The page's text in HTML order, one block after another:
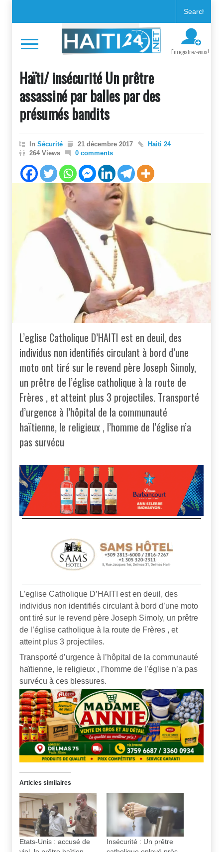
Enregistrez-vous!
Haïti/ insécurité Un prêtre
assassiné par balles par des
présumés bandits
In Sécurité 21 décembre 2017
Haiti 24
264 Views
0 comments
L’eglise Catholique D’HAITI est en deuil, des
individus non identifiés circulant à bord d’une
moto ont tiré sur le revend père Joseph Simoly,
un prêtre de l’église catholique à la route de
Frères , et atteint plus 3 projectiles. Transporté
d’urgence à l’hôpital de la communauté
haïtienne, le religieux , l’homme de l’église n’a
pas survécu
L’eglise Catholique D’HAITI est en deuil, des
individus non identifiés circulant à bord d’une moto
ont tiré sur le revend père Joseph Simoly, un prêtre
de l’église catholique à la route de Frères , et
atteint plus 3 projectiles.
Transporté d’urgence à l’hôpital de la communauté
haïtienne, le religieux , l’homme de l’église n’a pas
survécu à ces blessures.
Articles similaires
Etats-Unis : accusé de
Insécurité : Un prêtre